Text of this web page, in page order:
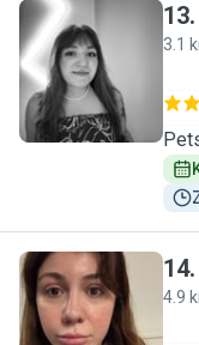
E
13.
3.1
M
14.
4.9